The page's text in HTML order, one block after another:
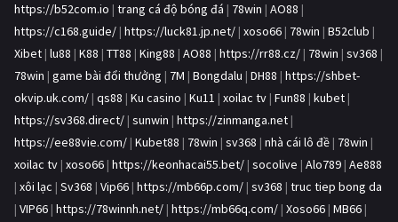
https://b52com.io | trang cá độ bóng đá | 78win | AO88 |
https://c168.guide/ | https://luck81.jp.net/ | xoso66 | 78win | B52club |
Xibet | lu88 | K88 | TT88 | King88 | AO88 | https://rr88.cz/ | 78win | sv368 |
78win | game bài đổi thưởng | 7M | Bongdalu | DH88 | https://shbet-
okvip.uk.com/ | qs88 | Ku casino | Ku11 | xoilac tv | Fun88 | kubet |
https://sv368.direct/ | sunwin | https://zinmanga.net |
https://ee88vie.com/ | Kubet88 | 78win | sv368 | nhà cái lô đề | 78win |
xoilac tv | xoso66 | https://keonhacai55.bet/ | socolive | Alo789 | Ae888
| xôi lạc | Sv368 | Vip66 | https://mb66p.com/ | sv368 | truc tiep bong da
| VIP66 | https://78winnh.net/ | https://mb66q.com/ | Xoso66 | MB66 |